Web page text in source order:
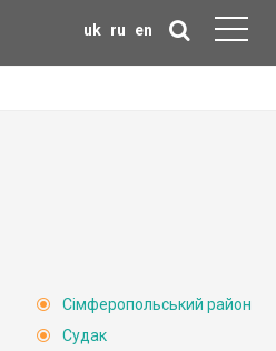
uk ru en
Сімферопольський район
Судак